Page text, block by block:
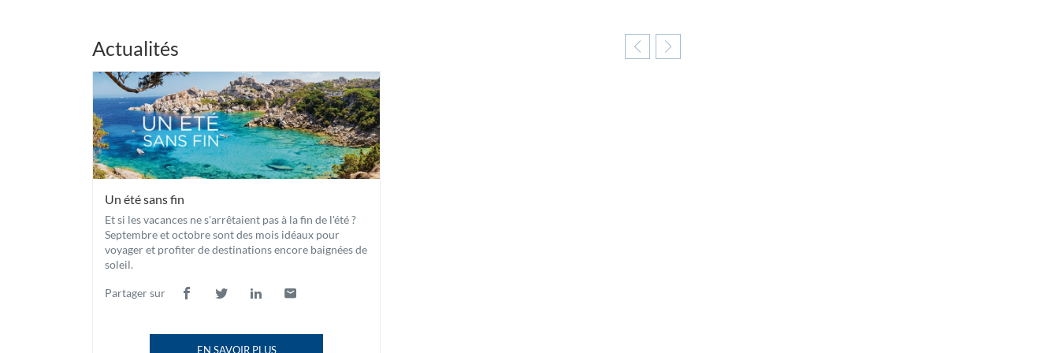
Actualités
Un été sans fin
Et si les vacances ne s'arrêtaient pas à la fin de l'été ?
Septembre et octobre sont des mois idéaux pour
voyager et profiter de destinations encore baignées de
soleil.
Partager sur
Lien
partage
(ouvre
une
Lien
partage
(ouvre
une
Lien
partage
(ouvre
une
Lien
partage
(ouvre
une
EN SAVOIR PLUS